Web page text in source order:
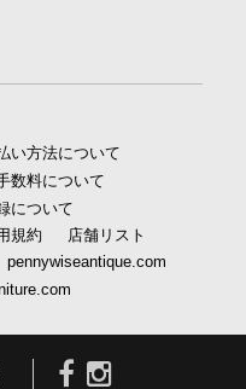
い方法について
数料について
について
規約
店舗リスト
pennywiseantique.com